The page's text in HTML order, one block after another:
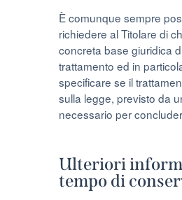
È comunque sempre
richiedere al Titolare di
concreta base giuridica
trattamento ed in
specificare se il
sulla legge, previsto da
necessario per
Ulteriori
tempo di